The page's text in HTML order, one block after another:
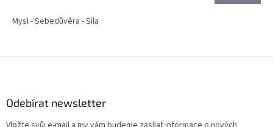
Mysl - Sebedůvěra - Síla
Odebírat newsletter